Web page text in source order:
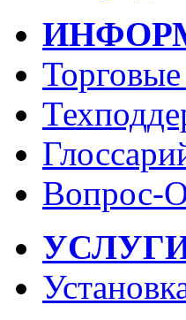
Вопрос-